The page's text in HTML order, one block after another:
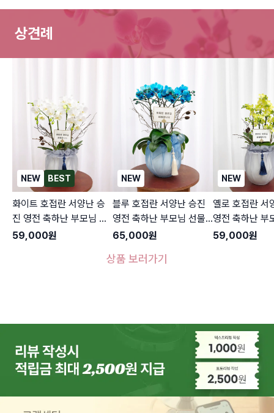
상견례
NEW BEST
화이트 호접란 서양난 승
진 영전 축하난 부모님 선
물 꽃배달 개업화분 오픈
59,000원
NEW
블루 호접란 서양난 승진
영전 축하난 부모님 선물
꽃배달 개업화분 오픈 사
65,000원
NEW
옐로 호접란 서
영전 축하난 부
꽃배달 개업화
59,000원
상품 보러가기